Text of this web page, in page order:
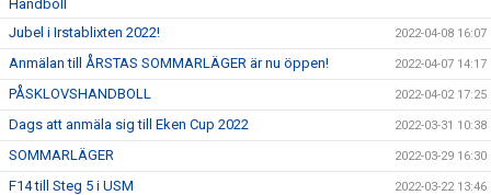
Handboll
Jubel i Irstablixten 2022! 2022-04-08 16:07
Anmälan till ÅRSTAS SOMMARLÄGER är nu öppen! 2022-04-07 14:17
PÅSKLOVSHANDBOLL 2022-04-02 17:25
Dags att anmäla sig till Eken Cup 2022 2022-03-31 10:38
SOMMARLÄGER 2022-03-29 16:30
F14 till Steg 5 i USM 2022-03-22 13:46